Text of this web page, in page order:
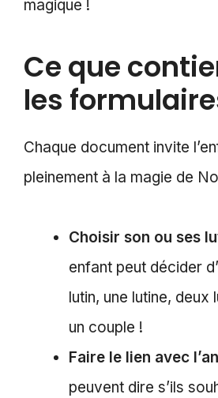
magique !
Ce que
les
Chaque document invite
pleinement à la magie de
Choisir son ou ses
enfant peut décider
lutin, une lutine,
un couple !
Faire le lien avec
peuvent dire s’ils